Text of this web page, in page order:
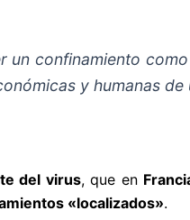
un confinamiento
y humanas
del virus, que en
«localizados».